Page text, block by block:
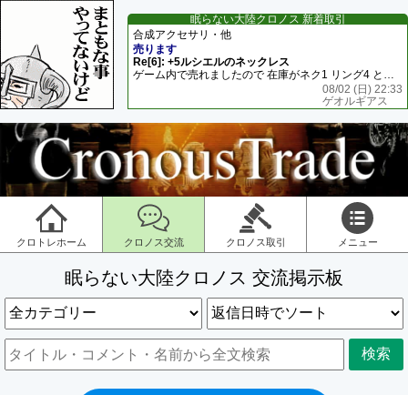
眠らない大陸クロノス 新着取引
合成アクセサリ・他
売ります
Re[6]: +5ルシエルのネックレス
ゲーム内で売れましたので 在庫がネク1 リング4 となります リングのお値段は80G といたします
08/02 (日) 22:33
ゲオルギアス
クロトレホーム クロノス交流 クロノス取引 メニュー
眠らない大陸クロノス 交流掲示板
検索